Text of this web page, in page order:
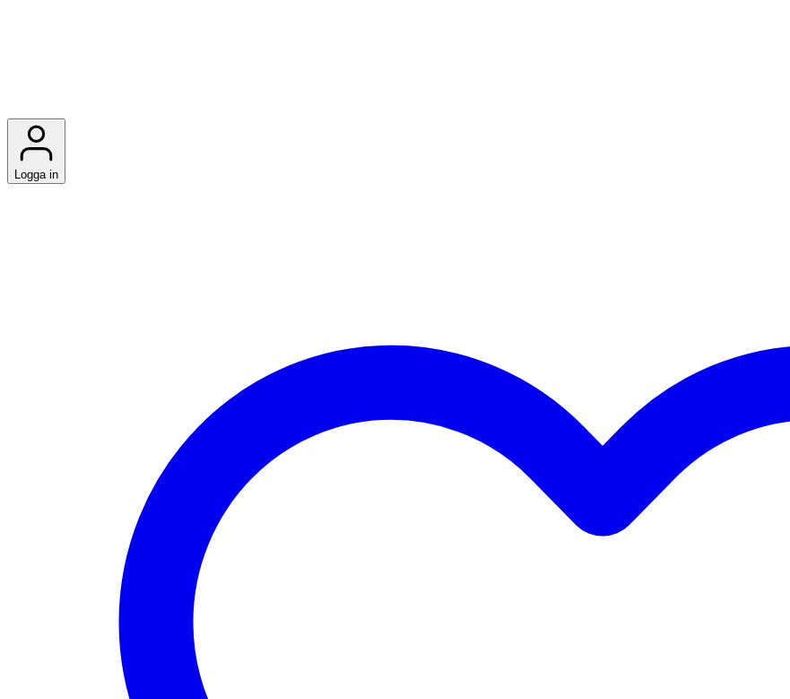
Logga in